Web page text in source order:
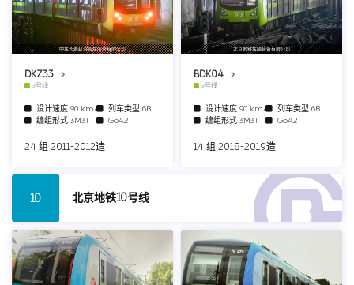
中车长春轨道客车股份有限公司
DKZ33
9号线
设计速度 90 km/h 列车类型 6B
编组形式 3M3T GoA2
24 组 2011-2012造
北京地铁车辆装备有限公司
BDK04
9号线
设计速度 90 km/h 列车类型 6B
编组形式 3M3T GoA2
14 组 2018-2019造
10 北京地铁10号线